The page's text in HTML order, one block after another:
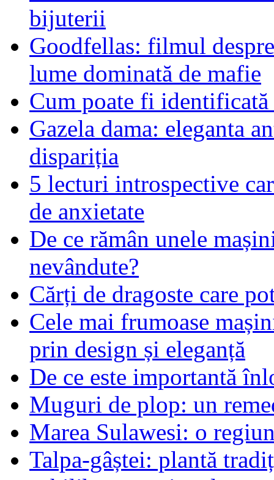
bijuterii
Goodfellas: filmul
lume dominată de mafie
Cum poate fi identificată
Gazela dama: eleganta
dispariția
5 lecturi introspective
de anxietate
De ce rămân unele
nevândute?
Cărți de dragoste care
Cele mai frumoase
prin design și eleganță
De ce este importantă
Muguri de plop: un
Marea Sulawesi: o
Talpa-gâștei: plantă